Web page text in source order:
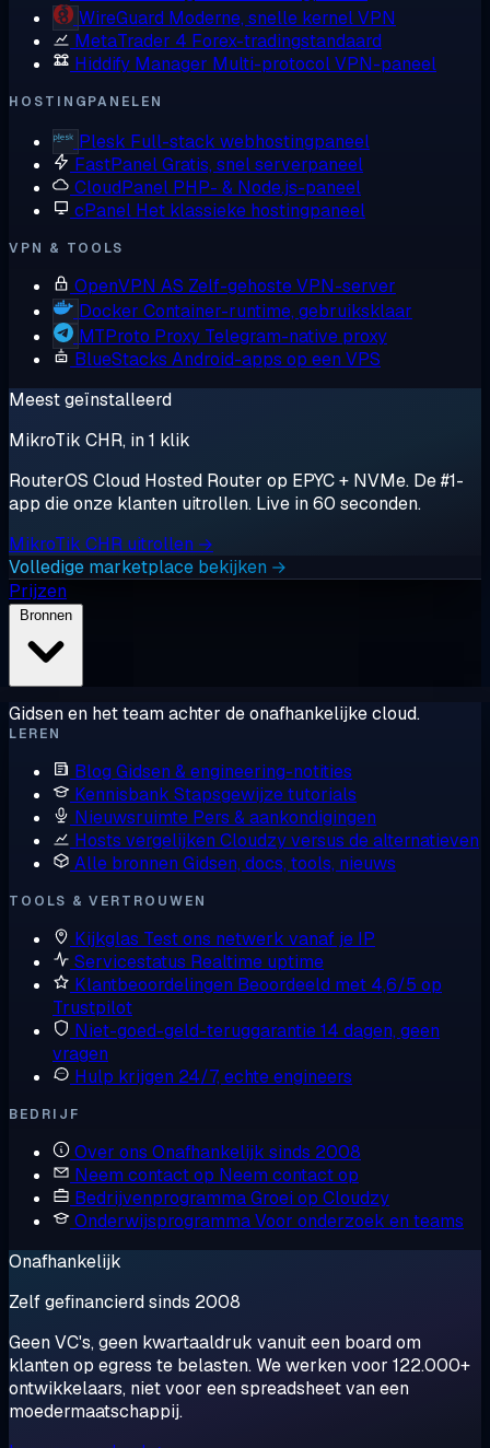
WireGuard Moderne, snelle kernel VPN
MetaTrader 4 Forex-tradingstandaard
Hiddify Manager Multi-protocol VPN-paneel
HOSTINGPANELEN
Plesk Full-stack webhostingpaneel
FastPanelGratis, snel serverpaneel
CloudPanel PHP- & Node.js-paneel
cPanel Het klassieke hostingpaneel
VPN & TOOLS
OpenVPN AS Zelf-gehoste VPN-server
Docker Container-runtime, gebruiksklaar
MTProto Proxy Telegram-native proxy
BlueStacks Android-apps op een VPS
Meest geïnstalleerd
MikroTik CHR, in 1 klik
RouterOS Cloud Hosted Router op EPYC + NVMe. De #1-
app die onze klanten uitrollen. Live in 60 seconden.
MikroTik CHR uitrollen →
Volledige marketplace bekijken →
Prijzen
Gidsen en het team achter de onafhankelijke cloud.
LEREN
Blog Gidsen & engineering-notities
Kennisbank Stapsgewijze tutorials
Nieuwsruimte Pers & aankondigingen
Hosts vergelijken Cloudzy versus de alternatieven
Alle bronnen Gidsen, docs, tools, nieuws
TOOLS & VERTROUWEN
Kijkglas Test ons netwerk vanaf je IP
Servicestatus Realtime uptime
Klantbeoordelingen Beoordeeld met 4,6/5 op
Trustpilot
Niet-goed-geld-teruggarantie14 dagen, geen
vragen
Hulp krijgen 24/7, echte engineers
BEDRIJF
Over ons Onafhankelijk sinds 2008
Neem contact op Neem contact op
BedrijvenprogrammaGroei op Cloudzy
OnderwijsprogrammaVoor onderzoek en teams
Onafhankelijk
Zelf gefinancierd sinds 2008
Geen VC's, geen kwartaaldruk vanuit een board om
klanten op egress te belasten. We werken voor 122.000+
ontwikkelaars, niet voor een spreadsheet van een
moedermaatschappij.